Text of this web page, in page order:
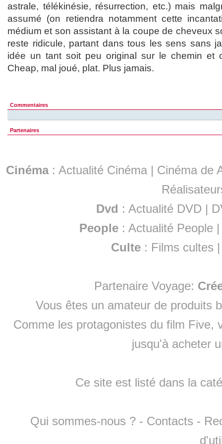
astrale, télékinésie, résurrection, etc.) mais
assumé (on retiendra notamment cette
médium et son assistant à la coupe de cheveux
reste ridicule, partant dans tous les sens sans
idée un tant soit peu original sur le chemin et
Cheap, mal joué, plat. Plus jamais.
Commentaires
Partenaires
Cinéma: Actualité Cinéma | Cinéma de
Dvd : Actualité DVD |
People :Actualité People
Culte : Films cultes
Partenaire Voyage:
Vous êtes un amateur de produits
Comme les protagonistes du film Five,
jusqu'à acheter
Ce site est listé dans la
Qui sommes-nous ? - Contacts -